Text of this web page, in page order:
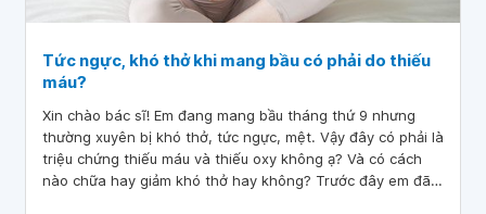
Tức ngực, khó thở khi mang bầu có phải do thiếu
máu?
Xin chào bác sĩ! Em đang mang bầu tháng thứ 9 nhưng
thường xuyên bị khó thở, tức ngực, mệt. Vậy đây có phải là
triệu chứng thiếu máu và thiếu oxy không ạ? Và có cách
nào chữa hay giảm khó thở hay không? Trước đây em đã